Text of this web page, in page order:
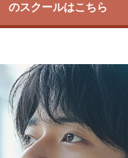
のスクールはこちら